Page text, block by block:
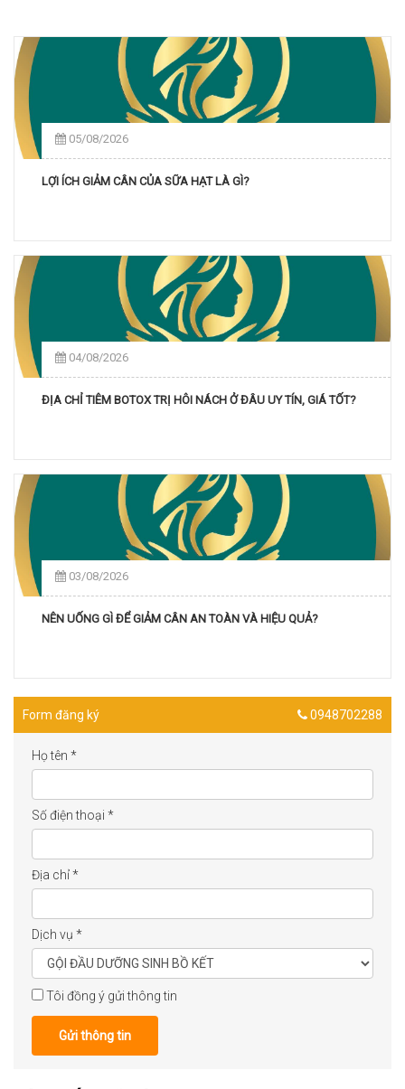
05/08/2026
LỢI ÍCH GIẢM CÂN CỦA SỮA HẠT LÀ GÌ?
04/08/2026
ĐỊA CHỈ TIÊM BOTOX TRỊ HÔI NÁCH Ở ĐÂU UY TÍN, GIÁ TỐT?
03/08/2026
NÊN UỐNG GÌ ĐỂ GIẢM CÂN AN TOÀN VÀ HIỆU QUẢ?
Form đăng ký 0948702288
Họ tên *
Số điện thoại *
Địa chỉ*
Dịch vụ *
Tôi đồng ý gửi thông tin
Gửi thông tin